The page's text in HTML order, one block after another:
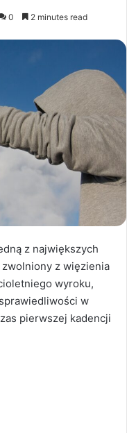
0 2 minutes read
z największych
z więzienia
wyroku,
w
pierwszej kadencji